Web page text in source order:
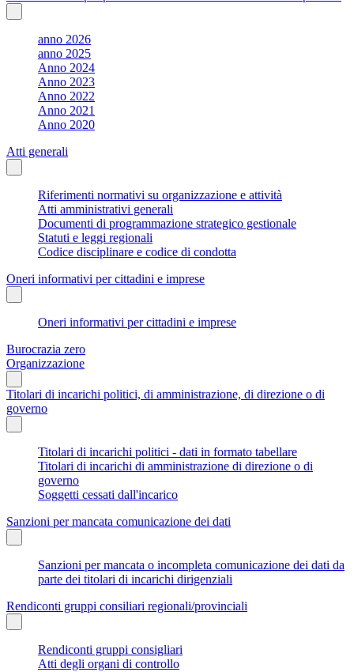
anno 2026
anno 2025
Anno 2024
Anno 2023
Anno 2022
Anno 2021
Anno 2020
Atti generali
Riferimenti normativi su organizzazione e attività
Atti amministrativi generali
Documenti di programmazione strategico gestionale
Statuti e leggi regionali
Codice disciplinare e codice di condotta
Oneri informativi per cittadini e imprese
Oneri informativi per cittadini e imprese
Burocrazia zero
Organizzazione
Titolari di incarichi politici, di amministrazione, di direzione o di
governo
Titolari di incarichi politici - dati in formato tabellare
Titolari di incarichi di amministrazione di direzione o di
governo
Soggetti cessati dall'incarico
Sanzioni per mancata comunicazione dei dati
Sanzioni per mancata o incompleta comunicazione dei dati da
parte dei titolari di incarichi dirigenziali
Rendiconti gruppi consiliari regionali/provinciali
Rendiconti gruppi consigliari
Atti degli organi di controllo